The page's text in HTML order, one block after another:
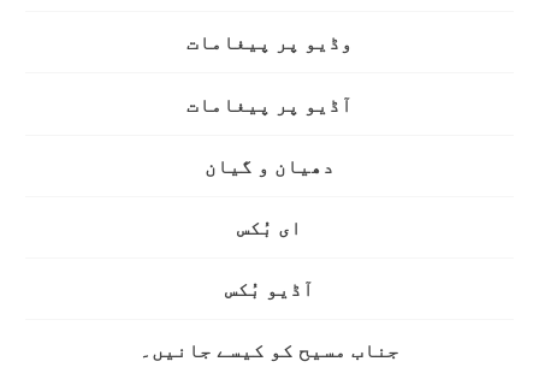
وڈیو پر پیغامات
آڈیو پر پیغامات
دھیان و گیان
ای بُکس
آڈیو بُکس
جناب مسیح کو کیسے جانیں۔